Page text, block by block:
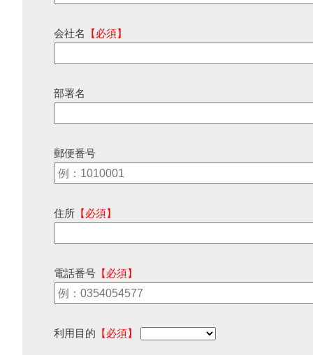
会社名 【必須】
部署名
郵便番号
住所 【必須】
電話番号 【必須】
利用目的 【必須】